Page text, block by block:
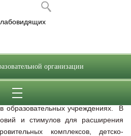
клуб (ШСК)
по модернизации системы
образовательных учреждениях. В
и стимулов для расширения
комплексов, детско-
организации